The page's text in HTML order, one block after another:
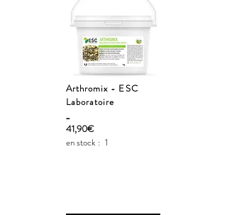
Arthromix - ESC
Laboratoire
_
41,90€
en stock : 1